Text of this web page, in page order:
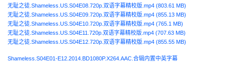
无耻之徒.Shameless.US.S04E08.720p.双语字幕精校版.mp4 (803.61 MB)
无耻之徒.Shameless.US.S04E09.720p.双语字幕精校版.mp4 (855.13 MB)
无耻之徒.Shameless.US.S04E10.720p.双语字幕精校版.mp4 (765.1 MB)
无耻之徒.Shameless.US.S04E11.720p.双语字幕精校版.mp4 (707.63 MB)
无耻之徒.Shameless.US.S04E12.720p.双语字幕精校版.mp4 (855.55 MB)
Shameless.S04E01-E12.2014.BD1080P.X264.AAC.合辑内置中英字幕